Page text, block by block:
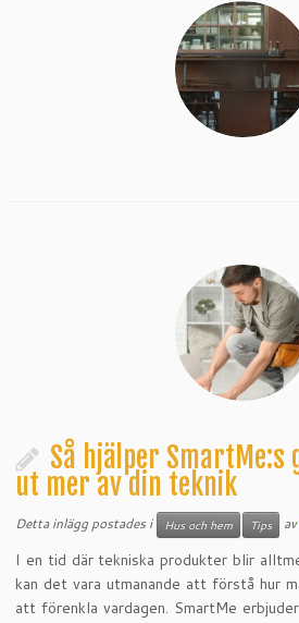
Så hjälper
ut mer av din teknik
Detta inlägg postades i Hus och hem Tips av
I en tid där tekniska produkter blir
kan det vara utmanande att förstå hur
att förenkla vardagen. SmartMe